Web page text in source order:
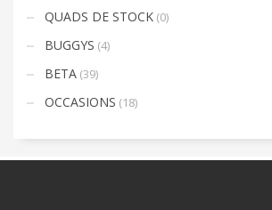
QUADS DE STOCK (0)
BUGGYS (4)
BETA (39)
OCCASIONS (18)